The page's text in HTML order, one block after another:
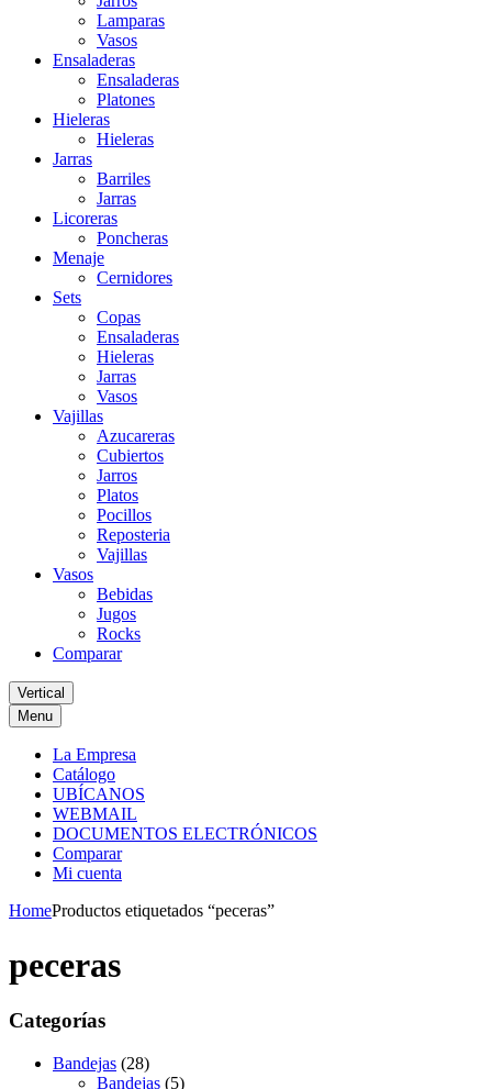
Lamparas
Vasos
Ensaladeras
Ensaladeras
Platones
Hieleras
Hieleras
Jarras
Barriles
Jarras
Licoreras
Poncheras
Menaje
Cernidores
Sets
Copas
Ensaladeras
Hieleras
Jarras
Vasos
Vajillas
Azucareras
Cubiertos
Jarros
Platos
Pocillos
Reposteria
Vajillas
Vasos
Bebidas
Jugos
Rocks
Comparar
Vertical
Menu
La Empresa
Catálogo
UBÍCANOS
WEBMAIL
DOCUMENTOS ELECTRÓNICOS
Comparar
Mi cuenta
HomeProductos etiquetados “peceras”
peceras
Categorías
Bandejas (28)
Bandejas (5)